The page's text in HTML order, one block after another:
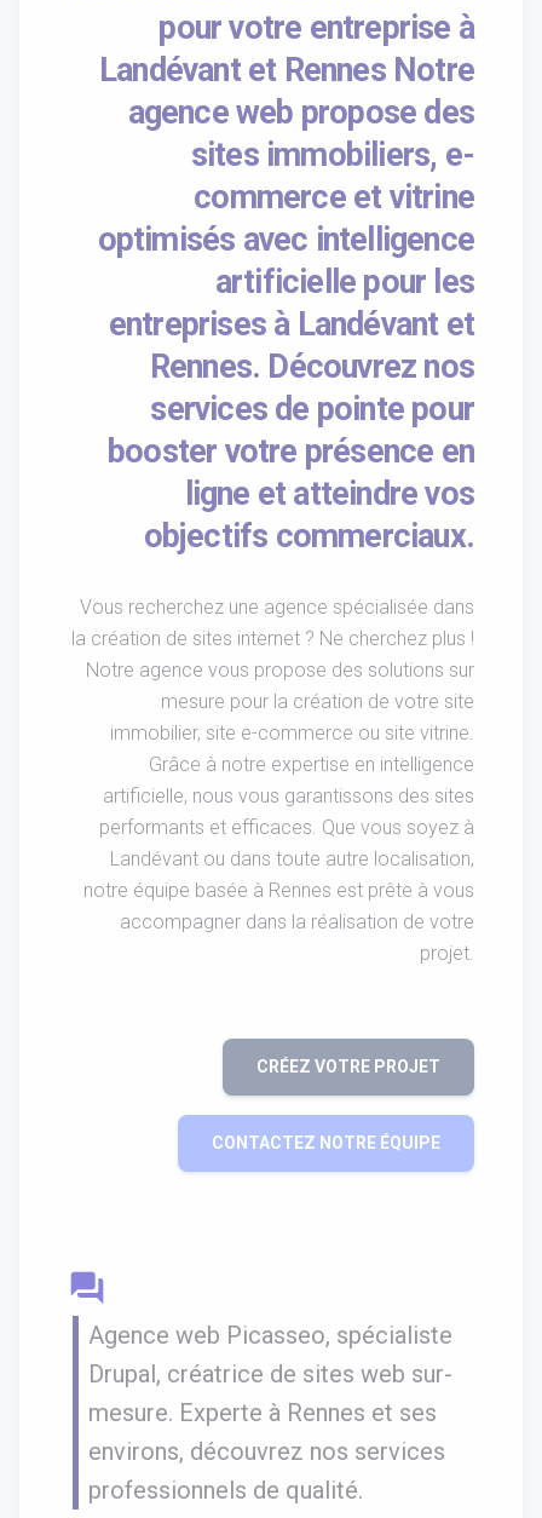
pour votre entreprise à
Landévant et Rennes Notre
agence web propose des
sites immobiliers, e-
commerce et vitrine
optimisés avec intelligence
artificielle pour les
entreprises à Landévant et
Rennes. Découvrez nos
services de pointe pour
booster votre présence en
ligne et atteindre vos
objectifs commerciaux.
Vous recherchez une agence spécialisée dans
la création de sites internet ? Ne cherchez plus !
Notre agence vous propose des solutions sur
mesure pour la création de votre site
immobilier, site e-commerce ou site vitrine.
Grâce à notre expertise en intelligence
artificielle, nous vous garantissons des sites
performants et efficaces. Que vous soyez à
Landévant ou dans toute autre localisation,
notre équipe basée à Rennes est prête à vous
accompagner dans la réalisation de votre
projet.
CRÉEZ VOTRE PROJET
CONTACTEZ NOTRE ÉQUIPE
question_answer
Agence web Picasseo, spécialiste
Drupal, créatrice de sites web sur-
mesure. Experte à Rennes et ses
environs, découvrez nos services
professionnels de qualité.